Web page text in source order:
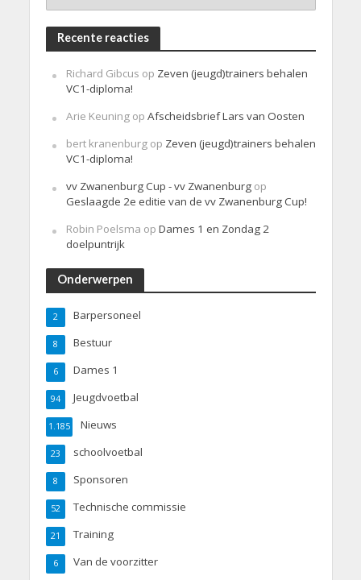
Recente reacties
Richard Gibcus op Zeven (jeugd)trainers behalen
VC1-diploma!
Arie Keuningop Afscheidsbrief Lars van Oosten
bert kranenburgop Zeven (jeugd)trainers behalen
VC1-diploma!
vv Zwanenburg Cup - vv Zwanenburgop
Geslaagde 2e editie van de vv Zwanenburg Cup!
Robin Poelsma op Dames 1 en Zondag 2
doelpuntrijk
Onderwerpen
Barpersoneel
2
Bestuur
8
Dames 1
6
Jeugdvoetbal
94
Nieuws
1.185
schoolvoetbal
23
Sponsoren
8
Technische commissie
52
Training
21
Van de voorzitter
6